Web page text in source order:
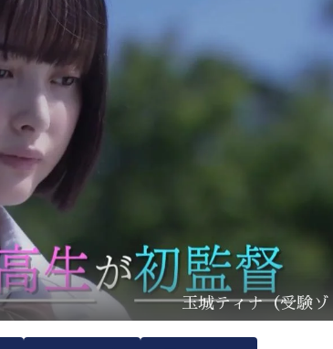
玉城ティナ（受験ゾ